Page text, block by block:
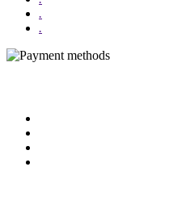
.
.